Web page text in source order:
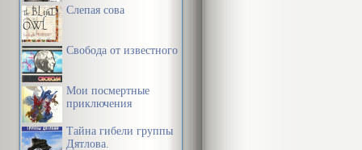
Слепая сова
Свобода от известного
Мои посмертные
приключения
Тайна гибели группы
Дятлова.